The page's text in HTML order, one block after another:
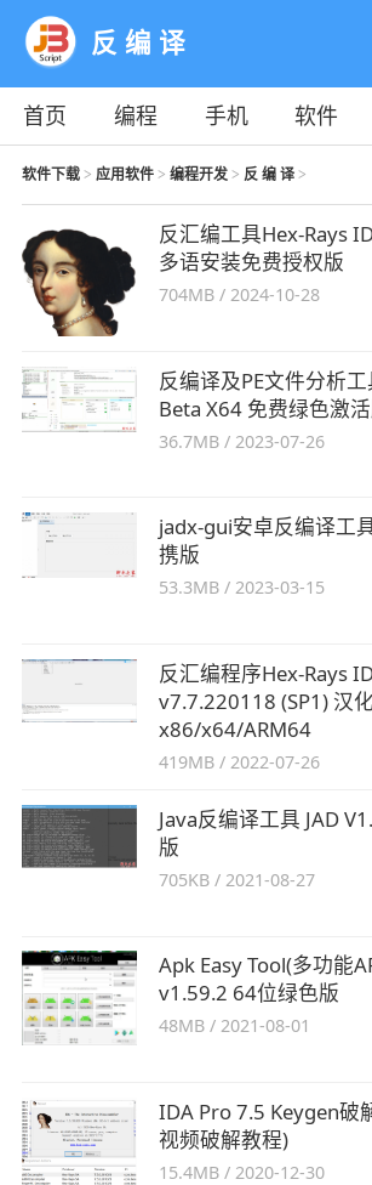
反 编 译
首页 编程 手机 软件
教程
平面 服务器
软件下载> 应用软件> 编程开发> 反 编 译>
反汇编工具Hex-Rays
多语安装免费授权版
704MB /2024-10-28
反编译及PE文件分析
Beta X64 免费绿色激
36.7MB / 2023-07-26
jadx-gui安卓反编译工
携版
53.3MB /2023-03-15
反汇编程序Hex-Rays
v7.7.220118 (SP1) 汉
x86/x64/ARM64
419MB / 2022-07-26
Java反编译工具 JAD
版
705KB /2021-08-27
Apk Easy Tool(多功能
v1.59.2 64位绿色版
48MB /2021-08-01
IDA Pro 7.5 Keygen破
视频破解教程)
15.4MB /2020-12-30